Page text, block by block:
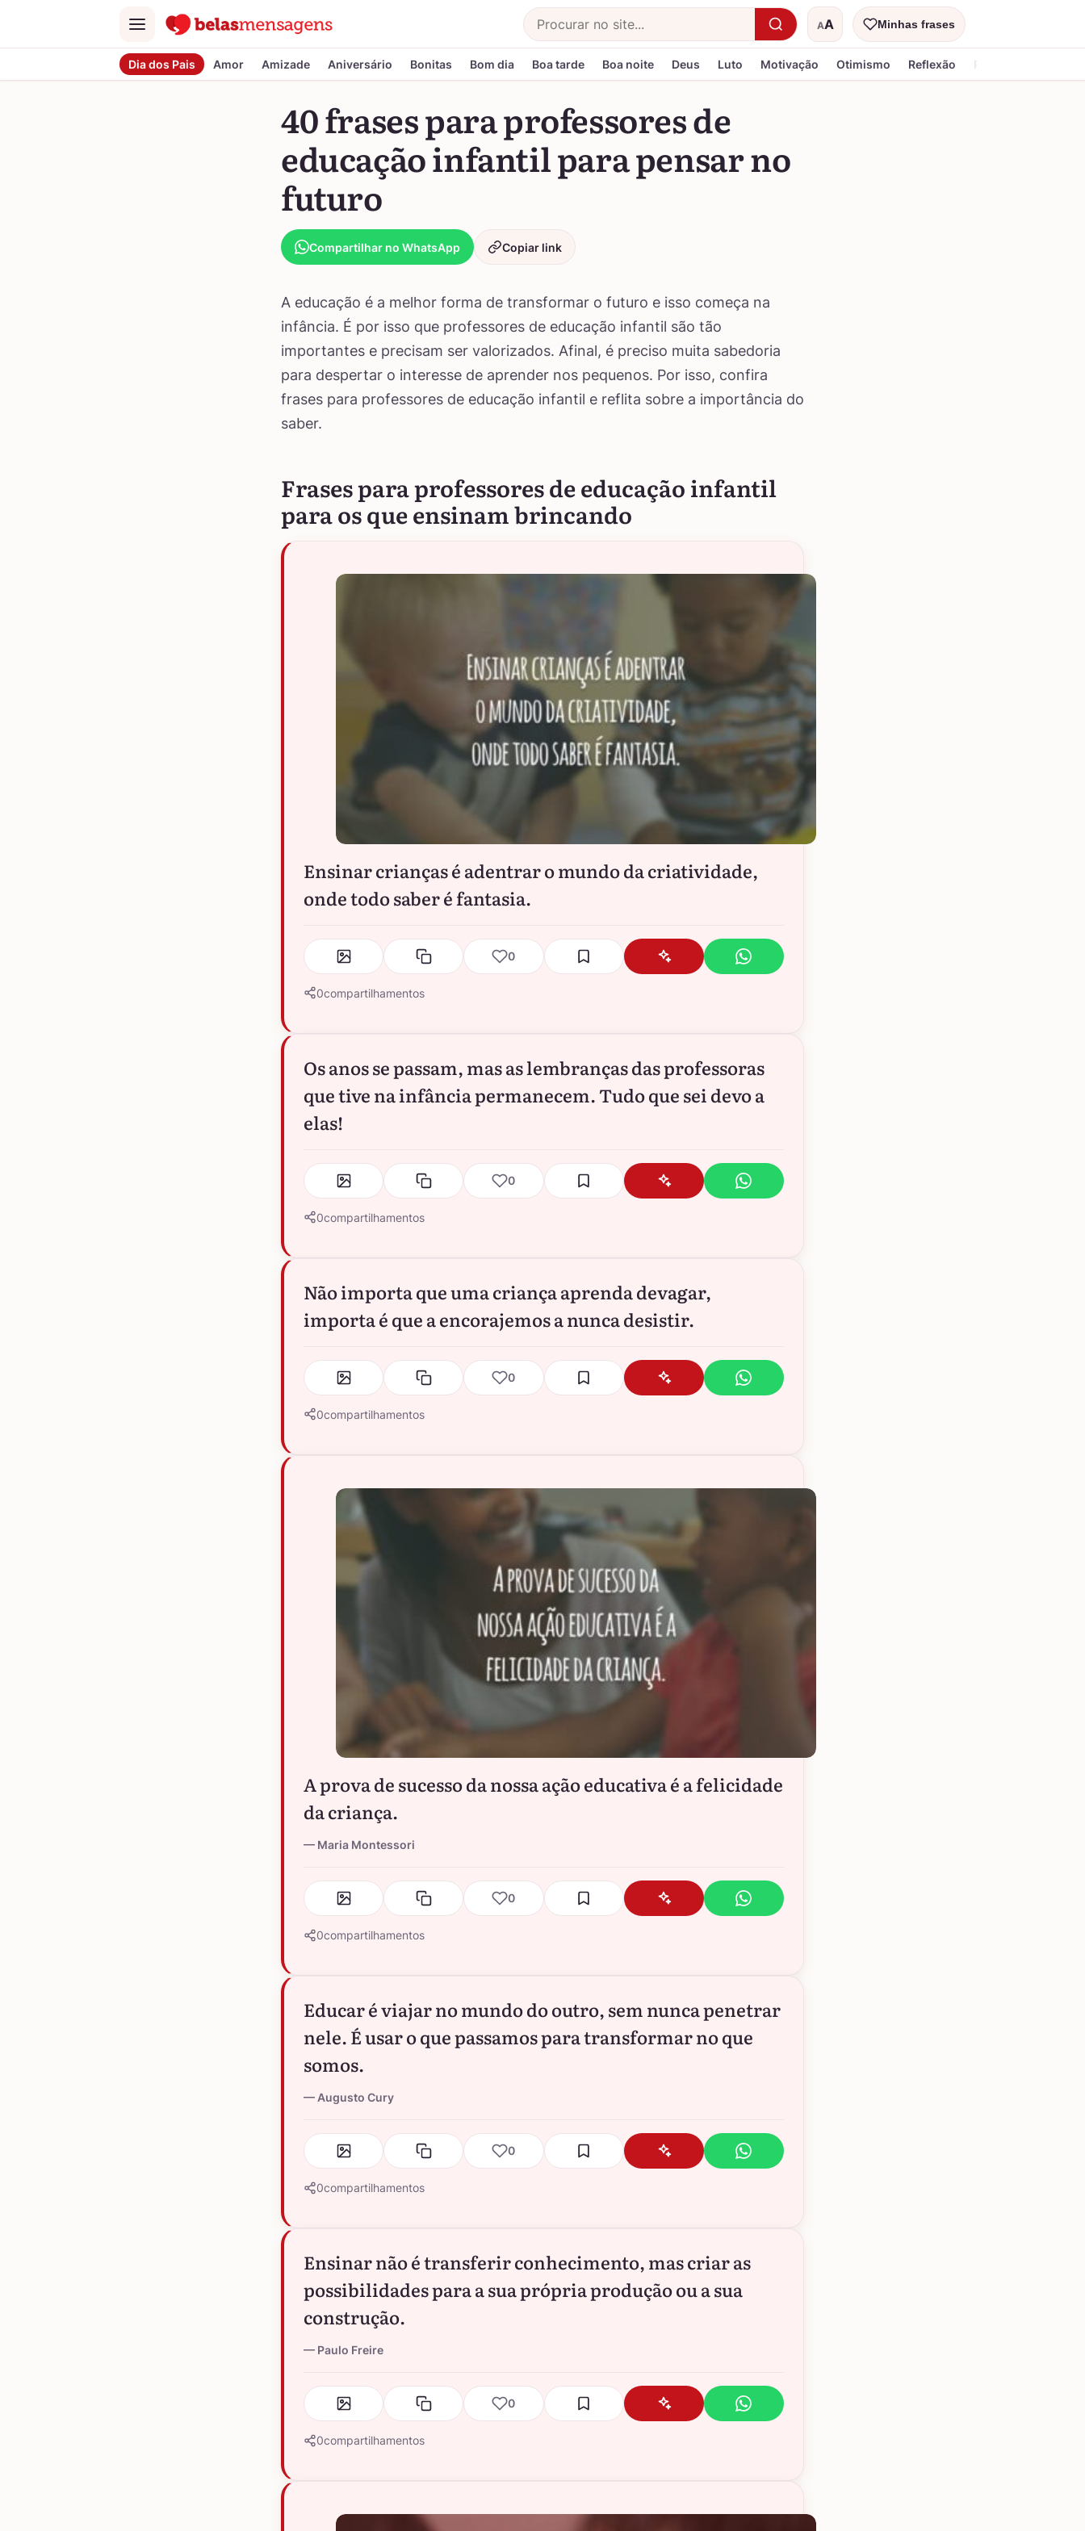
Menu
Buscar AA
Tamanho do textoMinhas frases
Dia dos Pais Amor Amizade Aniversário Bonitas Bom dia Boa tarde Boa noite Deus Luto Motivação Otimismo Reflexão Religiosa
40 frases para professores de
educação infantil para pensar no
futuro
Compartilhar no WhatsApp Copiar link
A educação é a melhor forma de transformar o futuro e isso começa na
infância. É por isso que professores de educação infantil são tão
importantes e precisam ser valorizados. Afinal, é preciso muita sabedoria
para despertar o interesse de aprender nos pequenos. Por isso, confira
frases para professores de educação infantil e reflita sobre a importância do
saber.
Frases para professores de educação infantil
para os que ensinam brincando
Ensinar crianças é adentrar o mundo da criatividade,
onde todo saber é fantasia.
0
0compartilhamentos
Os anos se passam, mas as lembranças das professoras
que tive na infância permanecem. Tudo que sei devo a
elas!
0
0compartilhamentos
Não importa que uma criança aprenda devagar,
importa é que a encorajemos a nunca desistir.
0
0compartilhamentos
A prova de sucesso da nossa ação educativa é a felicidade
da criança.
Maria Montessori
0
0compartilhamentos
Educar é viajar no mundo do outro, sem nunca penetrar
nele. É usar o que passamos para transformar no que
somos.
Augusto Cury
0
0compartilhamentos
Ensinar não é transferir conhecimento, mas criar as
possibilidades para a sua própria produção ou a sua
construção.
Paulo Freire
0
0compartilhamentos